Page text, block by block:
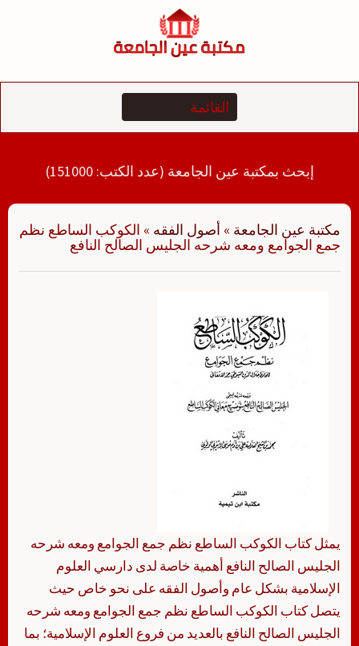
إبحث بمكتبة عين الجامعة (عدد الكتب: 151000)
مكتبة عين الجامعة » أصول الفقه » الكوكب الساطع نظم
جمع الجوامع ومعه شرحه الجليس الصالح النافع
يمثل كتاب الكوكب الساطع نظم جمع الجوامع ومعه شرحه
الجليس الصالح النافع أهمية خاصة لدى دارسي العلوم
الإسلامية بشكل عام وأصول الفقه على نحو خاص حيث
يتصل كتاب الكوكب الساطع نظم جمع الجوامع ومعه شرحه
الجليس الصالح النافع بالعديد من فروع العلوم الإسلامية؛ بما